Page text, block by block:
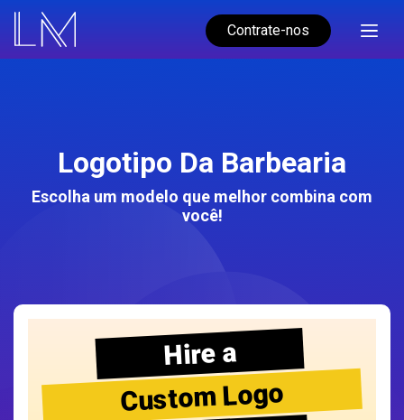
Contrate-nos
Logotipo Da Barbearia
Escolha um modelo que melhor combina com
você!
Hire a
Custom Logo